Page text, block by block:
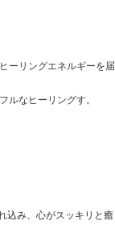
ーリングエネルギーを届
ルなヒーリングす。
込み、心がスッキリと癒